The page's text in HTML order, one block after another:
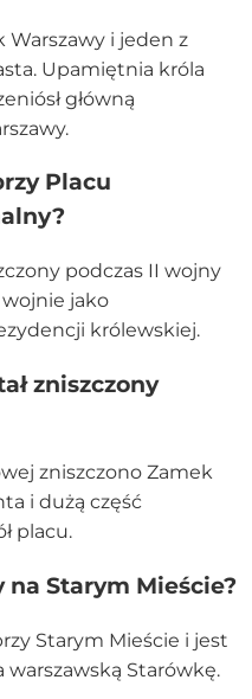
Warszawy i jeden z
Upamiętnia króla
główną
Placu
podczas II wojny
jako
królewskiej.
zniszczony
zniszczono Zamek
i dużą część
placu.
na Starym Mieście?
Starym Mieście i jest
warszawską Starówkę.